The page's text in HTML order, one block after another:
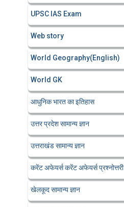
UPSC IAS Exam
Web story
World Geography(English)
World GK
आधुनिक भारत का इतिहास
उत्तर प्रदेश सामान्य ज्ञान
उत्तराखंड सामान्य ज्ञान
करेंट अफेयर्स करेंट अफेयर्स प्रश्नोत्तरी
खेलकूद सामान्य ज्ञान